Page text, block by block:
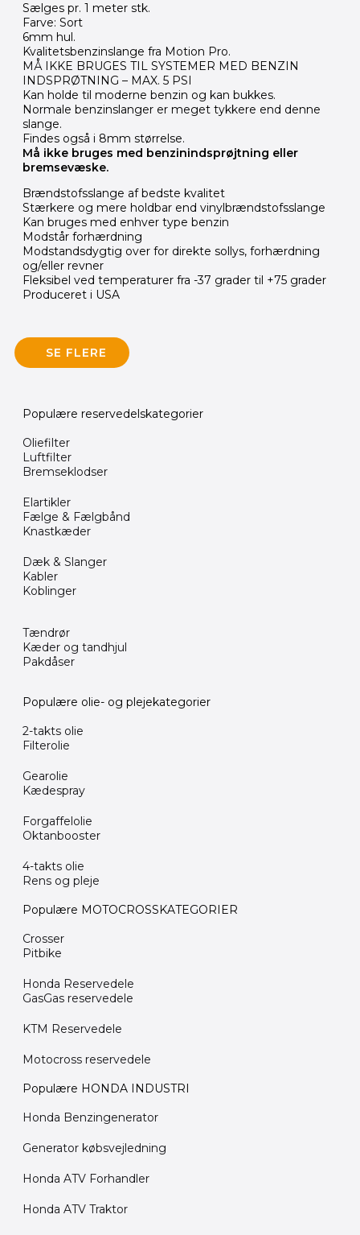
Sælges pr. 1 meter stk.
Farve: Sort
6mm hul.
Kvalitetsbenzinslange fra Motion Pro.
MÅ IKKE BRUGES TIL SYSTEMER MED BENZIN
INDSPRØTNING – MAX. 5 PSI
Kan holde til moderne benzin og kan bukkes.
Normale benzinslanger er meget tykkere end denne
slange.
Findes også i 8mm størrelse.
Må ikke bruges med benzinindsprøjtning eller
bremsevæske.
Brændstofsslange af bedste kvalitet
Stærkere og mere holdbar end vinylbrændstofsslange
Kan bruges med enhver type benzin
Modstår forhærdning
Modstandsdygtig over for direkte sollys, forhærdning
og/eller revner
Fleksibel ved temperaturer fra -37 grader til +75 grader
Produceret i USA
SE FLERE
Populære reservedelskategorier
Oliefilter
Luftfilter
Bremseklodser
Elartikler
Fælge & Fælgbånd
Knastkæder
Dæk & Slanger
Kabler
Koblinger
Tændrør
Kæder og tandhjul
Pakdåser
Populære olie- og plejekategorier
2-takts olie
Filterolie
Gearolie
Kædespray
Forgaffelolie
Oktanbooster
4-takts olie
Rens og pleje
Populære MOTOCROSSKATEGORIER
Crosser
Pitbike
Honda Reservedele
GasGas reservedele
KTM Reservedele
Motocross reservedele
Populære HONDA INDUSTRI
Honda Benzingenerator
Generator købsvejledning
Honda ATV Forhandler
Honda ATV Traktor